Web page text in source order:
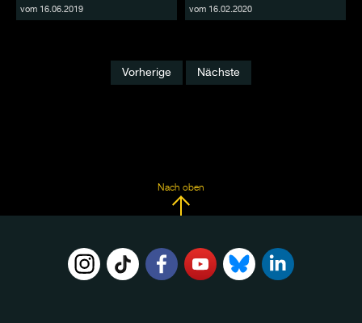
vom 16.06.2019 vom 16.02.2020
Vorherige Nächste
Nach oben